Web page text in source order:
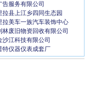
告服务有限公司
拉县上江乡四同生态园
拉美车一族汽车装饰中心
林废旧物资回收有限公司
沙江科技有限公司
特仪器仪表成套厂